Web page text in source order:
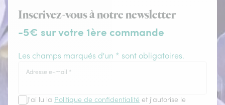
Inscrivez-vous à notre newsletter
-5€ sur votre 1ère commande
Les champs marqués d'un * sont obligatoires.
Adresse e-mail *
J'ai lu la Politique de confidentialité et j'autorise le